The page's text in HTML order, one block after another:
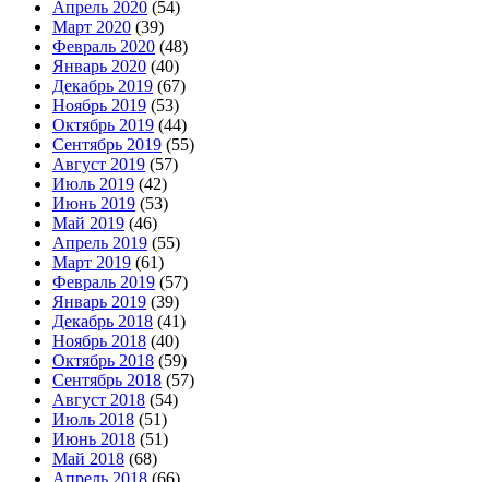
Апрель 2020 (54)
Март 2020 (39)
Февраль 2020 (48)
Январь 2020 (40)
Декабрь 2019 (67)
Ноябрь 2019 (53)
Октябрь 2019 (44)
Сентябрь 2019 (55)
Август 2019 (57)
Июль 2019 (42)
Июнь 2019 (53)
Май 2019 (46)
Апрель 2019 (55)
Март 2019 (61)
Февраль 2019 (57)
Январь 2019 (39)
Декабрь 2018 (41)
Ноябрь 2018 (40)
Октябрь 2018 (59)
Сентябрь 2018 (57)
Август 2018 (54)
Июль 2018 (51)
Июнь 2018 (51)
Май 2018 (68)